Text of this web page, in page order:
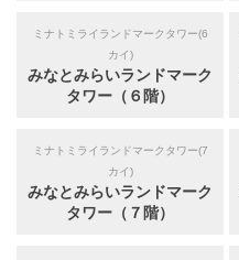
ミナトミライランドマークタワー(6
カイ)
みなとみらいランドマーク
タワー（６階）
ミナトミライランドマークタワー(7
カイ)
みなとみらいランドマーク
タワー（７階）